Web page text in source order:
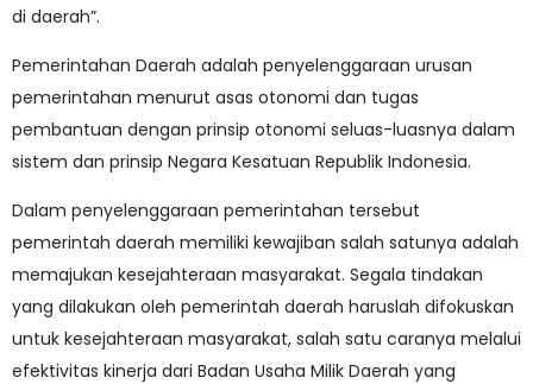
di daerah”.
Pemerintahan Daerah adalah penyelenggaraan urusan
pemerintahan menurut asas otonomi dan tugas
pembantuan dengan prinsip otonomi seluas-luasnya dalam
sistem dan prinsip Negara Kesatuan Republik Indonesia.
Dalam penyelenggaraan pemerintahan tersebut
pemerintah daerah memiliki kewajiban salah satunya adalah
memajukan kesejahteraan masyarakat. Segala tindakan
yang dilakukan oleh pemerintah daerah haruslah difokuskan
untuk kesejahteraan masyarakat, salah satu caranya melalui
efektivitas kinerja dari Badan Usaha Milik Daerah yang